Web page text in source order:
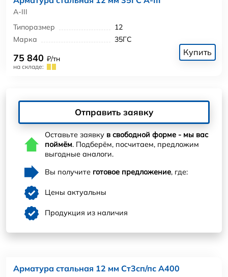
А-III
Типоразмер
12
Марка
35ГС
75 840 ₽/тн
на складе:
Купить
Отправить заявку
Оставьте заявку в свободной форме - мы вас
поймём. Подберём, посчитаем, предложим
выгодные аналоги.
Вы получите готовое предложение, где:
Цены актуальны
Продукция из наличия
Арматура стальная 12 мм Ст3сп/пс А400